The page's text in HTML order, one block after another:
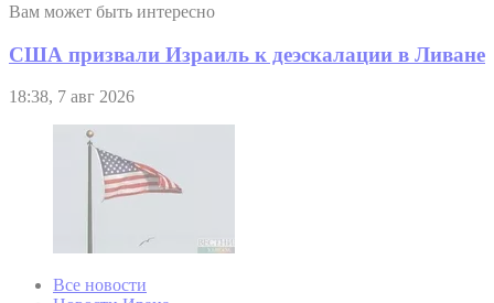
Вам может быть интересно
США призвали Израиль к деэскалации в Ливане
18:38, 7 авг 2026
Все новости